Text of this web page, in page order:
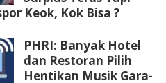
Keok, Kok Bisa ?
PHRI: Banyak Hotel
dan Restoran Pilih
Hentikan Musik Gara-
Line Messenger
Gmail